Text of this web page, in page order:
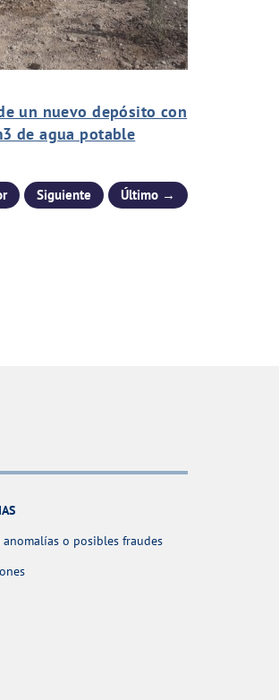
un nuevo depósito con
de agua potable
Siguiente Último →
anomalías o posibles fraudes